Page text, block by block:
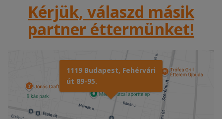
Kérjük, válaszd másik
partner éttermünket!
1119 Budapest, Fehérvári
út 89-95.